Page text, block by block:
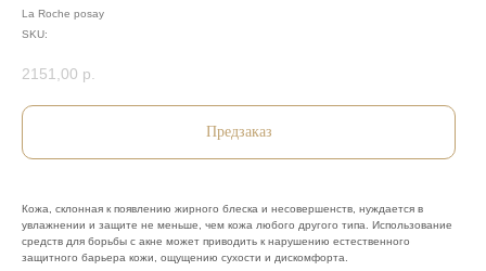
La Roche posay
SKU:
2151,00 р.
Предзаказ
Кожа, склонная к появлению жирного блеска и несовершенств, нуждается в
увлажнении и защите не меньше, чем кожа любого другого типа. Использование
средств для борьбы с акне может приводить к нарушению естественного
защитного барьера кожи, ощущению сухости и дискомфорта.